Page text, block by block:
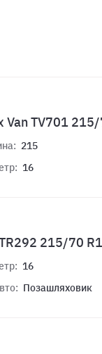
Van TV701
215
16
215/70
16
Позашляховик